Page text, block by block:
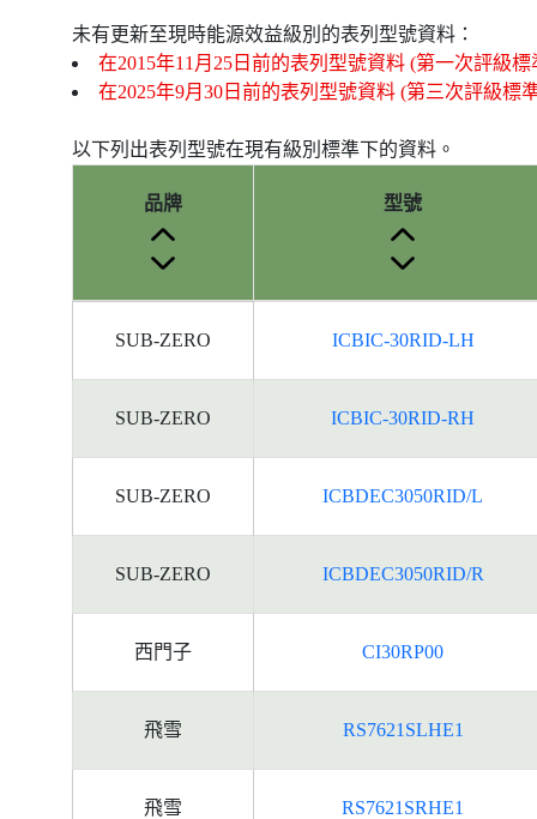
未有更新至現時能源效益級別的表列型號資料：
在2015年11月25日前的表列型號資料 (第一次評級標
在2025年9月30日前的表列型號資料 (第三次評級標
以下列出表列型號在現有級別標準下的資料。
能
品牌 型號
SUB-ZERO ICBIC-30RID-LH
SUB-ZERO ICBIC-30RID-RH
SUB-ZERO ICBDEC3050RID/L
SUB-ZERO ICBDEC3050RID/R
西門子 CI30RP00
飛雪 RS7621SLHE1
飛雪 RS7621SRHE1